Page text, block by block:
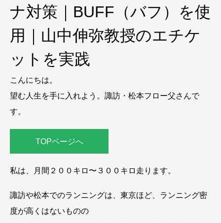
ナ対策｜BUFF（バフ）を使
用｜山中伸弥教授のエチケ
ットを実践
こんにちは。
望む人生を手に入れよう。諏訪・松本フロー父さんで
す。
TOPページへ
私は、月間２００キロ〜３００キロ走ります。
諏訪や松本でのランニングは、東京ほど、ランニング密
度が高くはないものの